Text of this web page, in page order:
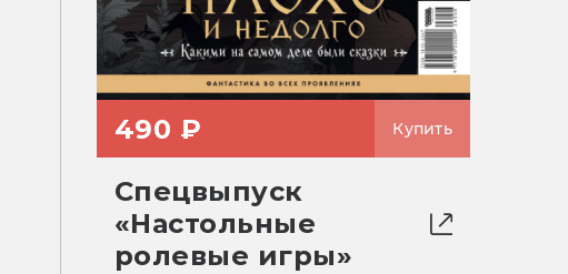
490 ₽ Купить
Спецвыпуск
«Настольные
ролевые игры»